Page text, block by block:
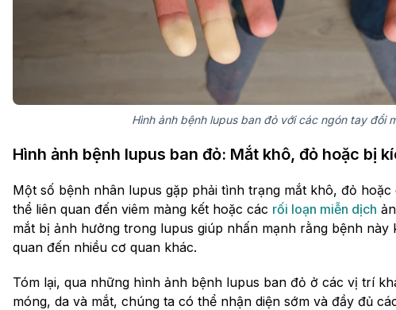
Hình ảnh bệnh lupus ban đỏ với các ngón tay đổi
Hình ảnh bệnh lupus ban đỏ: Mắt khô, đỏ hoặc bị
Một số bệnh nhân lupus gặp phải tình trạng mắt khô, đỏ
thể liên quan đến viêm màng kết hoặc các rối loạn miễn dịch
mắt bị ảnh hưởng trong lupus giúp nhấn mạnh rằng bệnh
quan đến nhiều cơ quan khác.
Tóm lại, qua những hình ảnh bệnh lupus ban đỏ ở các vị trí
móng, da và mắt, chúng ta có thể nhận diện sớm và đầy đủ